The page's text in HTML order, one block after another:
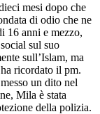
mesi dopo che
di odio che ne
16 anni e mezzo,
sul suo
sull’Islam, ma
ricordato il pm.
un dito nel
Mila è stata
della polizia.